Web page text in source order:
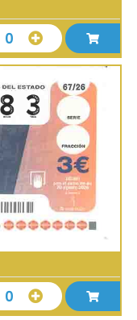
0
0